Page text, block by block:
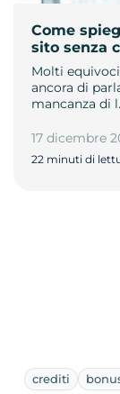
Come
sito senza
Molti
ancora di
mancanza di
17 dicembre
22 minuti di
crediti